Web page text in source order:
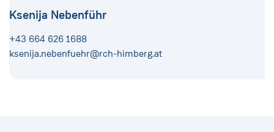
Ksenija Nebenführ
+43 664 626 1688
ksenija.nebenfuehr@rch-himberg.at